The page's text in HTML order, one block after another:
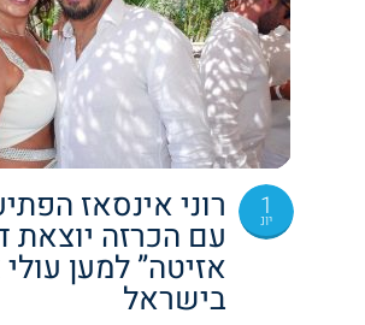
1
יונ רוני אינסאז
עם הכרזה יוצאת
אזיטה” למען
בישראל